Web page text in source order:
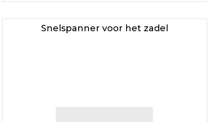
Snelspanner voor het zadel